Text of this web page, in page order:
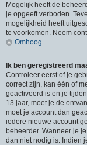
Mogelijk heeft de
je opgeeft verboden.
mogelijkheid heeft
te voorkomen. Neem
Omhoog
Ik ben geregistreerd
Controleer eerst of je
correct zijn, kan één of
geactiveerd is en je
13 jaar, moet je de
moet je account dan
iedere nieuwe account
beheerder. Wanneer je
dan niet nodig is. Indien